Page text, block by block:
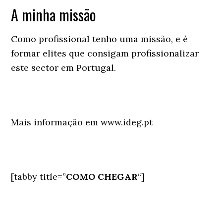
A minha missão
Como profissional tenho uma missão, e é
formar elites que consigam profissionalizar
este sector em Portugal.
Mais informação em www.ideg.pt
[tabby title=”COMO CHEGAR“]